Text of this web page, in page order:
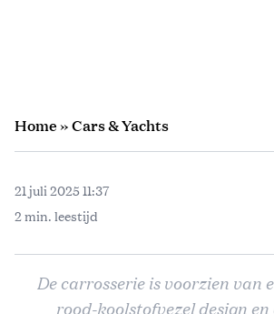
Home»Cars & Yachts
21 juli 2025 11:37
2 min. leestijd
De carrosserie is voorzien van
rood-koolstofvezel design en